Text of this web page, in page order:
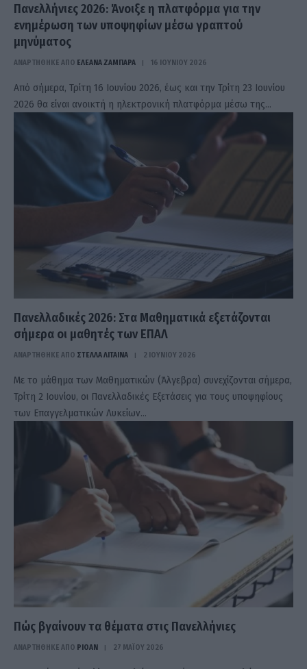
Πανελλήνιες 2026: Άνοιξε η πλατφόρμα για την
ενημέρωση των υποψηφίων μέσω γραπτού
μηνύματος
ΑΝΑΡΤΗΘΗΚΕ ΑΠΟ ΕΛΕΑΝΑ ΖΑΜΠΑΡΑ 16 ΙΟΥΝΊΟΥ 2026
Από σήμερα, Τρίτη 16 Ιουνίου 2026, έως και την Τρίτη 23 Ιουνίου
2026 θα είναι ανοικτή η ηλεκτρονική πλατφόρμα μέσω της…
Πανελλαδικές 2026: Στα Μαθηματικά εξετάζονται
σήμερα οι μαθητές των ΕΠΑΛ
ΑΝΑΡΤΗΘΗΚΕ ΑΠΟ ΣΤΈΛΛΑ ΛΊΤΑΙΝΑ 2 ΙΟΥΝΊΟΥ 2026
Με το μάθημα των Μαθηματικών (Άλγεβρα) συνεχίζονται σήμερα,
Τρίτη 2 Ιουνίου, οι Πανελλαδικές Εξετάσεις για τους υποψηφίους
των Επαγγελματικών Λυκείων…
Πώς βγαίνουν τα θέματα στις Πανελλήνιες
ΑΝΑΡΤΗΘΗΚΕ ΑΠΟ PIOAN 27 ΜΑΪ́ΟΥ 2026